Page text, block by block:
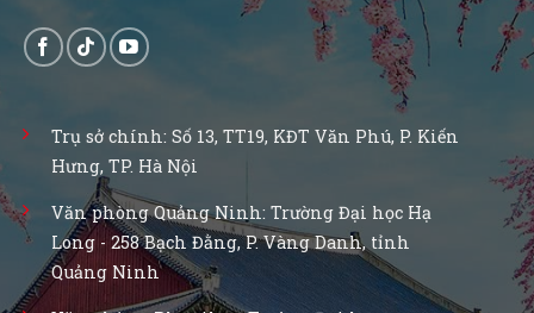
Trụ sở chính: Số 13, TT19, KĐT Văn Phú, P. Kiến
Hưng, TP. Hà Nội
Văn phòng Quảng Ninh: Trường Đại học Hạ
Long - 258 Bạch Đằng, P. Vàng Danh, tỉnh
Quảng Ninh